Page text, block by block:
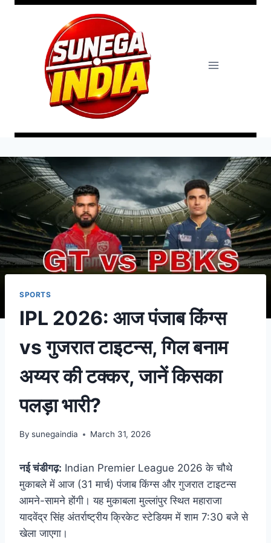
SPORTS
IPL 2026: आज पंजाब किंग्स
vs गुजरात टाइटन्स, गिल बनाम
अय्यर की टक्कर, जानें किसका
पलड़ा भारी?
By sunegaindia March 31, 2026
नई चंडीगढ़: Indian Premier League 2026 के चौथे
मुकाबले में आज (31 मार्च) पंजाब किंग्स और गुजरात टाइटन्स
आमने-सामने होंगी। यह मुकाबला मुल्लांपुर स्थित महाराजा
यादवेंद्र सिंह अंतर्राष्ट्रीय क्रिकेट स्टेडियम में शाम 7:30 बजे से
खेला जाएगा।